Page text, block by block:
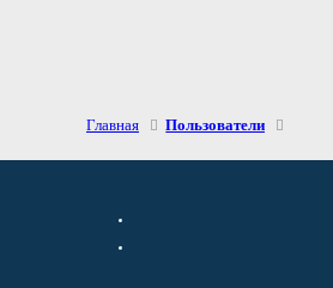
Главная Пользователи